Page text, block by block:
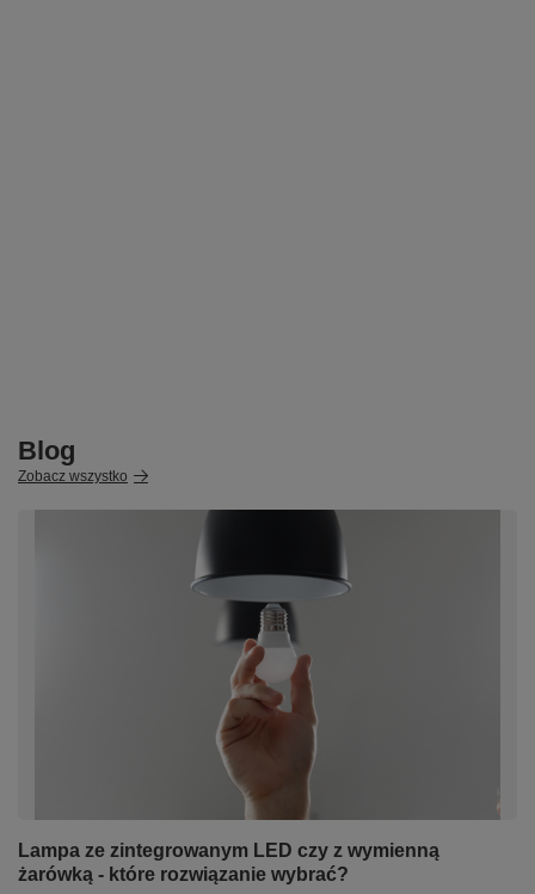
Blog
Zobacz wszystko
Lampa ze zintegrowanym LED czy z wymienną
żarówką - które rozwiązanie wybrać?